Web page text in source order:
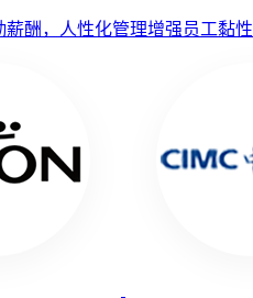
薪酬，人性化管理增强员工黏性